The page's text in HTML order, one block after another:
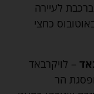
לעיירה
כחצי
– לויקרבאד
הר